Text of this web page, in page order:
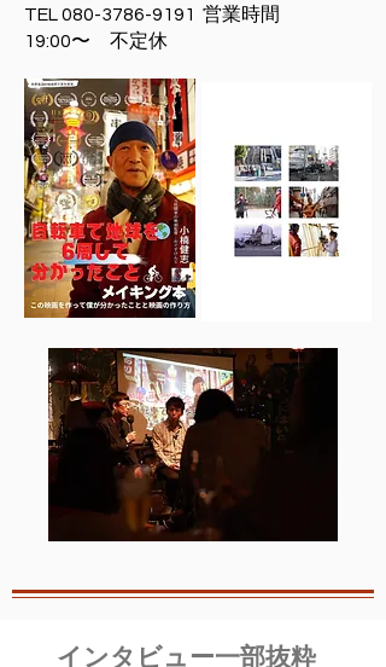
TEL080-3786-9191 営業時間
19:00〜 不定休
インタビュー一部抜粋